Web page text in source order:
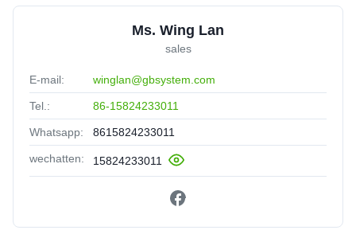
Ms. Wing Lan
sales
E-mail: winglan@gbsystem.com
Tel.: 86-15824233011
Whatsapp: 8615824233011
wechatten: 15824233011